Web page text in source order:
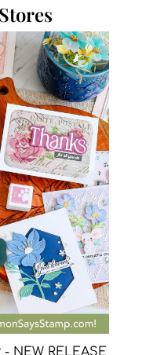
NEW RELEASE